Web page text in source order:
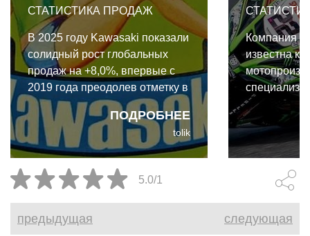
СТАТИСТИКА ПРОДАЖ
ПОДРОБНЕЕ
В 2025 году Kawasaki показали
солидный рост глобальных
продаж на +8,0%, впервые с
2019 года преодолев отметку в
полмиллиона единиц. 2019-й
был годом, когда компания
зафиксировала свой
последний абсолютный пик
продаж.
tolik
Компания
известна
гоночных и
приходится
5.0/1
предыдущая следующая